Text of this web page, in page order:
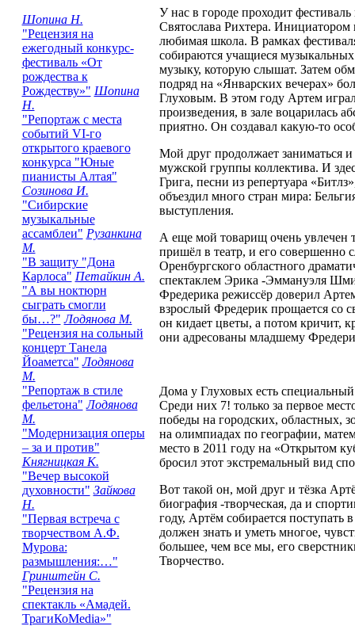
Шопина Н.
"Рецензия на
ежегодный конкурс-
фестиваль «От
рождества к
Рождеству»" Шопина
Н.
"Репортаж с места
событий VI-го
открытого краевого
конкурса "Юные
пианисты Алтая"
Созинова И.
"Сибирские
музыкальные
ассамблеи" Рузанкина
М.
"В защиту "Дона
Карлоса" Петайкин А.
"А вы ноктюрн
сыграть смогли
бы…?" Лодянова М.
"Рецензия на сольный
концерт Танела
Йоаметса" Лодянова
М.
"Репортаж в стиле
фельетона" Лодянова
М.
"Модернизация оперы
– за и против"
Княгницкая К.
"Вечер высокой
духовности" Зайкова
Н.
"Первая встреча с
творчеством А.Ф.
Мурова:
размышления:…"
Гринштейн С.
"Рецензия на
cпектакль «Амадей.
ТрагиКоMedia»"
У нас в городе проходит
Святослава Рихтера.
любимая школа. В рамках
собираются учащиеся
музыку, которую слышат. Затем
подряд на «Январских вечерах»
Глуховым. В этом году Артем
произведения, в зале воцарилась
приятно. Он создавал какую-то
Мой друг продолжает заниматься
мужской группы коллектива. И
Грига, песни из репертуара
объездил много стран мира:
выступления.
А еще мой товарищ очень увлечен
пришёл в театр, и его совершенно
Оренбургского областного
спектаклем Эрика -Эммануэля
Фредерика режиссёр доверил
взрослый Фредерик прощается со
он кидает цветы, а потом кричит,
они адресованы младшему
Дома у Глуховых есть
Среди них 7! только за первое
победы на городских, областных,
на олимпиадах по географии,
место в 2011 году на «Открытом
бросил этот экстремальный вид
Вот такой он, мой друг и тёзка
биография -творческая, да и
году, Артём собирается
должен знать и уметь многое,
большее, чем все мы, его
Творчество.